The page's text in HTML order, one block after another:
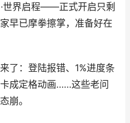
世界启程——正式开启只剩
早已摩拳擦掌，准备好在
了：登陆报错、1%进度条
成定格动画……这些老问
崩。